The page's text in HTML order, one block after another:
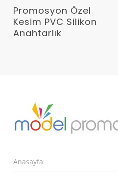
Devamını Oku
Promosyon Özel
Kesim PVC Silikon
Anahtarlık
Anasayfa